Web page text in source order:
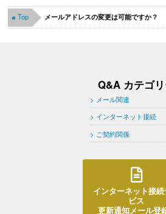
Top メールアドレスの変更は可能ですか？
Q&A カテゴ
メール関連
インターネット接続
ご契約関係
インターネット接
ビス
更新通知メール登